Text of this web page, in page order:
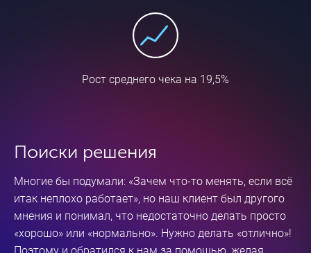
Рост среднего чека на 19,5%
Поиски решения
Многие бы подумали: «Зачем что-то менять, если всё
итак неплохо работает», но наш клиент был другого
мнения и понимал, что недостаточно делать просто
«хорошо» или «нормально». Нужно делать «отлично»!
Поэтому и обратился к нам за помощью, желая